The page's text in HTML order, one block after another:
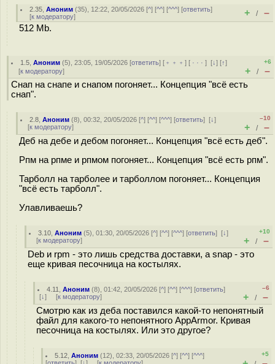
2.35 ,Аноним (35), 12:22, 20/05/2026 [^] [^^] [^^^] [ответить]
[к модератору] + / –
512 Mb.
1.5 ,Аноним (5), 23:05, 19/05/2026 [ответить] [ ﹢﹢﹢] [ · · ·][↓] [↑]
[к модератору]
+6
+ / –
Снап на снапе и снапом погоняет... Концепция "всё есть
снап".
2.8 ,Аноним (8), 00:32, 20/05/2026 [^] [^^] [^^^] [ответить][↓]
[к модератору]
–10
+ / –
Деб на дебе и дебом погоняет... Концепция "всё есть деб".
Рпм на рпме и рпмом погоняет... Концепция "всё есть рпм".
Тарболл на тарболее и тарболлом погоняет... Концепция
"всё есть тарболл".
Улавливаешь?
3.10 ,Аноним (5), 01:30, 20/05/2026 [^] [^^] [^^^] [ответить][↓]
[к модератору]
+10
+ / –
Deb и rpm - это лишь средства доставки, а snap - это
еще кривая песочница на костылях.
4.11 ,Аноним (8), 01:42, 20/05/2026 [^] [^^] [^^^] [ответить]
[↓] [к модератору]
–6
+ / –
Смотрю как из деба поставился какой-то непонятный
файл для какого-то непонятного AppArmor. Кривая
песочница на костылях. Или это другое?
5.12 ,Аноним (12), 02:33, 20/05/2026 [^] [^^] [^^^]
+5